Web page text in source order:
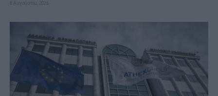
8 Αυγούστου, 2026